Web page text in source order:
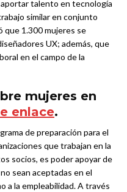
talento en tecnología
similar en conjunto
que 1.300 mujeres se
UX; además, que
en el campo de la
mujeres en
enlace.
de preparación para el
que trabajan en la
socios, es poder apoyar de
sean aceptadas en el
a la empleabilidad. A través